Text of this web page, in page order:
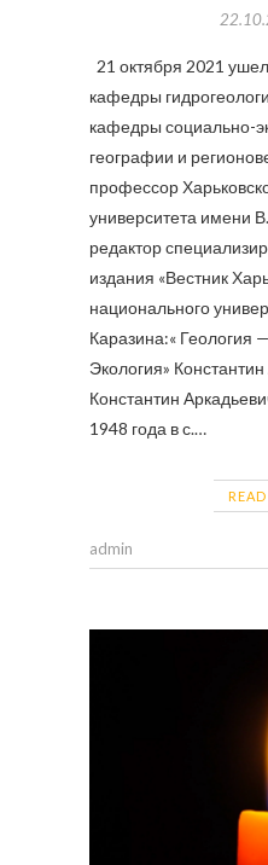
21 октября 2021
кафедры
кафедры социально-
географии и
профессор
университета имени
редактор
издания «Вестник
национального
Каразина:« Геология
Экология»
Константин
1948 года в с.…
admin